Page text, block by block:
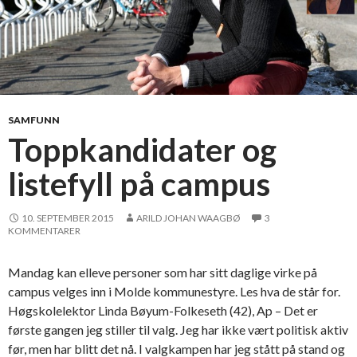
SAMFUNN
Toppkandidater og
listefyll på campus
10. SEPTEMBER 2015 ARILD JOHAN WAAGBØ
3
KOMMENTARER
Mandag kan elleve personer som har sitt daglige virke på
campus velges inn i Molde kommunestyre. Les hva de står for.
Høgskolelektor Linda Bøyum-Folkeseth (42), Ap – Det er
første gangen jeg stiller til valg. Jeg har ikke vært politisk aktiv
før, men har blitt det nå. I valgkampen har jeg stått på stand og